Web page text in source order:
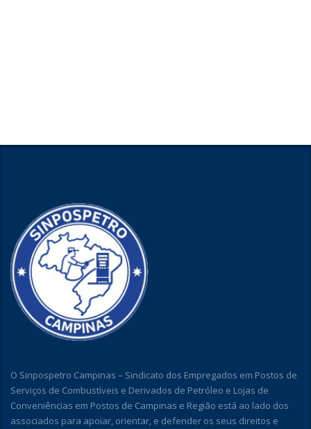
O Sinpospetro Campinas – Sindicato dos Empregados em Postos de
Serviços de Combustíveis e Derivados de Petróleo e Lojas de
Conveniências em Postos de Campinas e Região está ao lado dos
associados para apoiar, orientar, e defender os seus direitos e